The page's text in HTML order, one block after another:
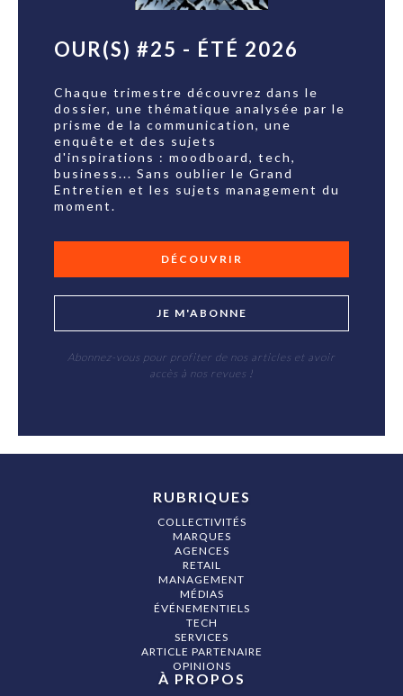
OUR(S) #25 - ÉTÉ 2026
Chaque trimestre découvrez dans le
dossier, une thématique analysée par le
prisme de la communication, une
enquête et des sujets
d'inspirations : moodboard, tech,
business... Sans oublier le Grand
Entretien et les sujets management du
moment.
DÉCOUVRIR
JE M'ABONNE
Abonnez-vous pour profiter de nos articles et avoir
accès à nos revues !
RUBRIQUES
COLLECTIVITÉS
MARQUES
AGENCES
RETAIL
MANAGEMENT
MÉDIAS
ÉVÉNEMENTIELS
TECH
SERVICES
ARTICLE PARTENAIRE
OPINIONS
À PROPOS